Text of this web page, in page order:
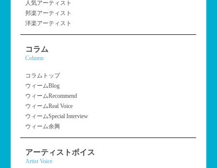
人気アーティスト
邦楽アーティスト
洋楽アーティスト
コラム
Column
コラムトップ
ウィームBlog
ウィームRecommend
ウィームReal Voice
ウィームSpecial Interview
ウィーム余興
アーティストボイス
Artist Voice